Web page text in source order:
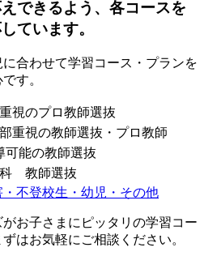
できるよう、各コースを
ています。
合わせて学習コース・プランを
す。
視のプロ教師選抜
重視の教師選抜・プロ教師
可能の教師選抜
教師選抜
お子さまにピッタリの学習コー
はお気軽にご相談ください。